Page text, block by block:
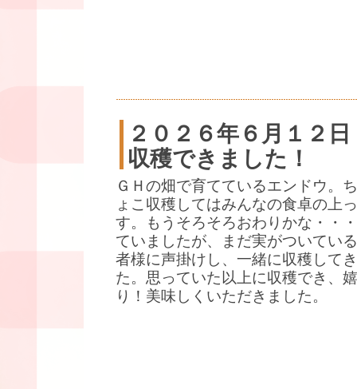
２０２６年６月１２日
収穫できました！
ＧＨの畑で育てているエンドウ。
ょこ収穫してはみんなの食卓の上
す。もうそろそろおわりかな・・
ていましたが、まだ実がついてい
者様に声掛けし、一緒に収穫して
た。思っていた以上に収穫でき、
り！美味しくいただきました。